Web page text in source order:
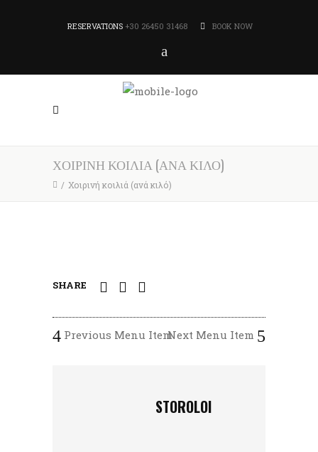
RESERVATIONS +30 26450 31468 BOOK NOW
ΧΟΙΡΙΝΉ ΚΟΙΛΙΆ (ΑΝΆ ΚΙΛΌ)
/ Χοιρινή κοιλιά (ανά κιλό)
SHARE
Previous Menu ItemNext Menu Item
STOROLOI